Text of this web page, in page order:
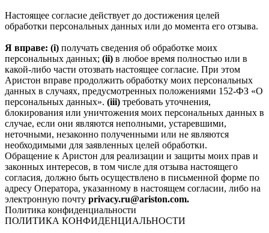
Настоящее согласие действует до достижения целей
обработки персональных данных или до момента его отзыва.
Я вправе: (i) получать сведения об обработке моих
персональных данных; (ii) в любое время полностью или в
какой-либо части отозвать настоящее согласие. При этом
Аристон вправе продолжить обработку моих персональных
данных в случаях, предусмотренных положениями 152-ФЗ «О
персональных данных». (iii) требовать уточнения,
блокирования или уничтожения моих персональных данных в
случае, если они являются неполными, устаревшими,
неточными, незаконно полученными или не являются
необходимыми для заявленных целей обработки.
Обращение к Аристон для реализации и защиты моих прав и
законных интересов, в том числе для отзыва настоящего
согласия, должно быть осуществлено в письменной форме по
адресу Оператора, указанному в настоящем согласии, либо на
электронную почту privacy.ru@ariston.com.
Политика конфиденциальности
ПОЛИТИКА КОНФИДЕНЦИАЛЬНОСТИ